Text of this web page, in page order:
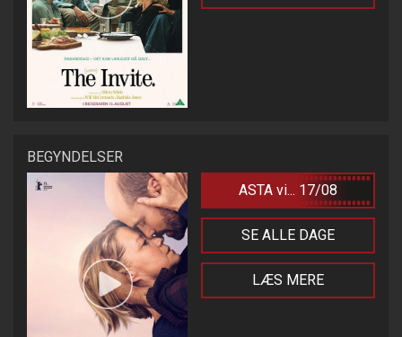
BEGYNDELSER
ASTA vi... 17/08
SE ALLE DAGE
LÆS MERE